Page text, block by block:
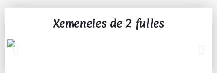
Xemeneies de 2 fulles